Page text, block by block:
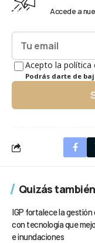
Accede a
Acepto la política
Podrás darte de
Quizás
IGP fortalece la
con tecnología que
e inundaciones